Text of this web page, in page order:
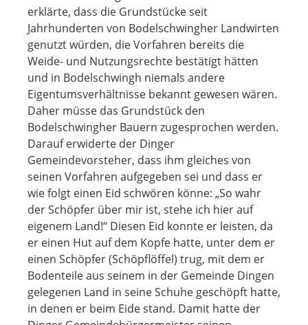
erklärte, dass die Grundstücke seit
Jahrhunderten von Bodelschwingher Landwirten
genutzt würden, die Vorfahren bereits die
Weide- und Nutzungsrechte bestätigt hätten
und in Bodelschwingh niemals andere
Eigentumsverhältnisse bekannt gewesen wären.
Daher müsse das Grundstück den
Bodelschwingher Bauern zugesprochen werden.
Darauf erwiderte der Dinger
Gemeindevorsteher, dass ihm gleiches von
seinen Vorfahren aufgegeben sei und dass er
wie folgt einen Eid schwören könne: „So wahr
der Schöpfer über mir ist, stehe ich hier auf
eigenem Land!“ Diesen Eid konnte er leisten, da
er einen Hut auf dem Kopfe hatte, unter dem er
einen Schöpfer (Schöpflöffel) trug, mit dem er
Bodenteile aus seinem in der Gemeinde Dingen
gelegenen Land in seine Schuhe geschöpft hatte,
in denen er beim Eide stand. Damit hatte der